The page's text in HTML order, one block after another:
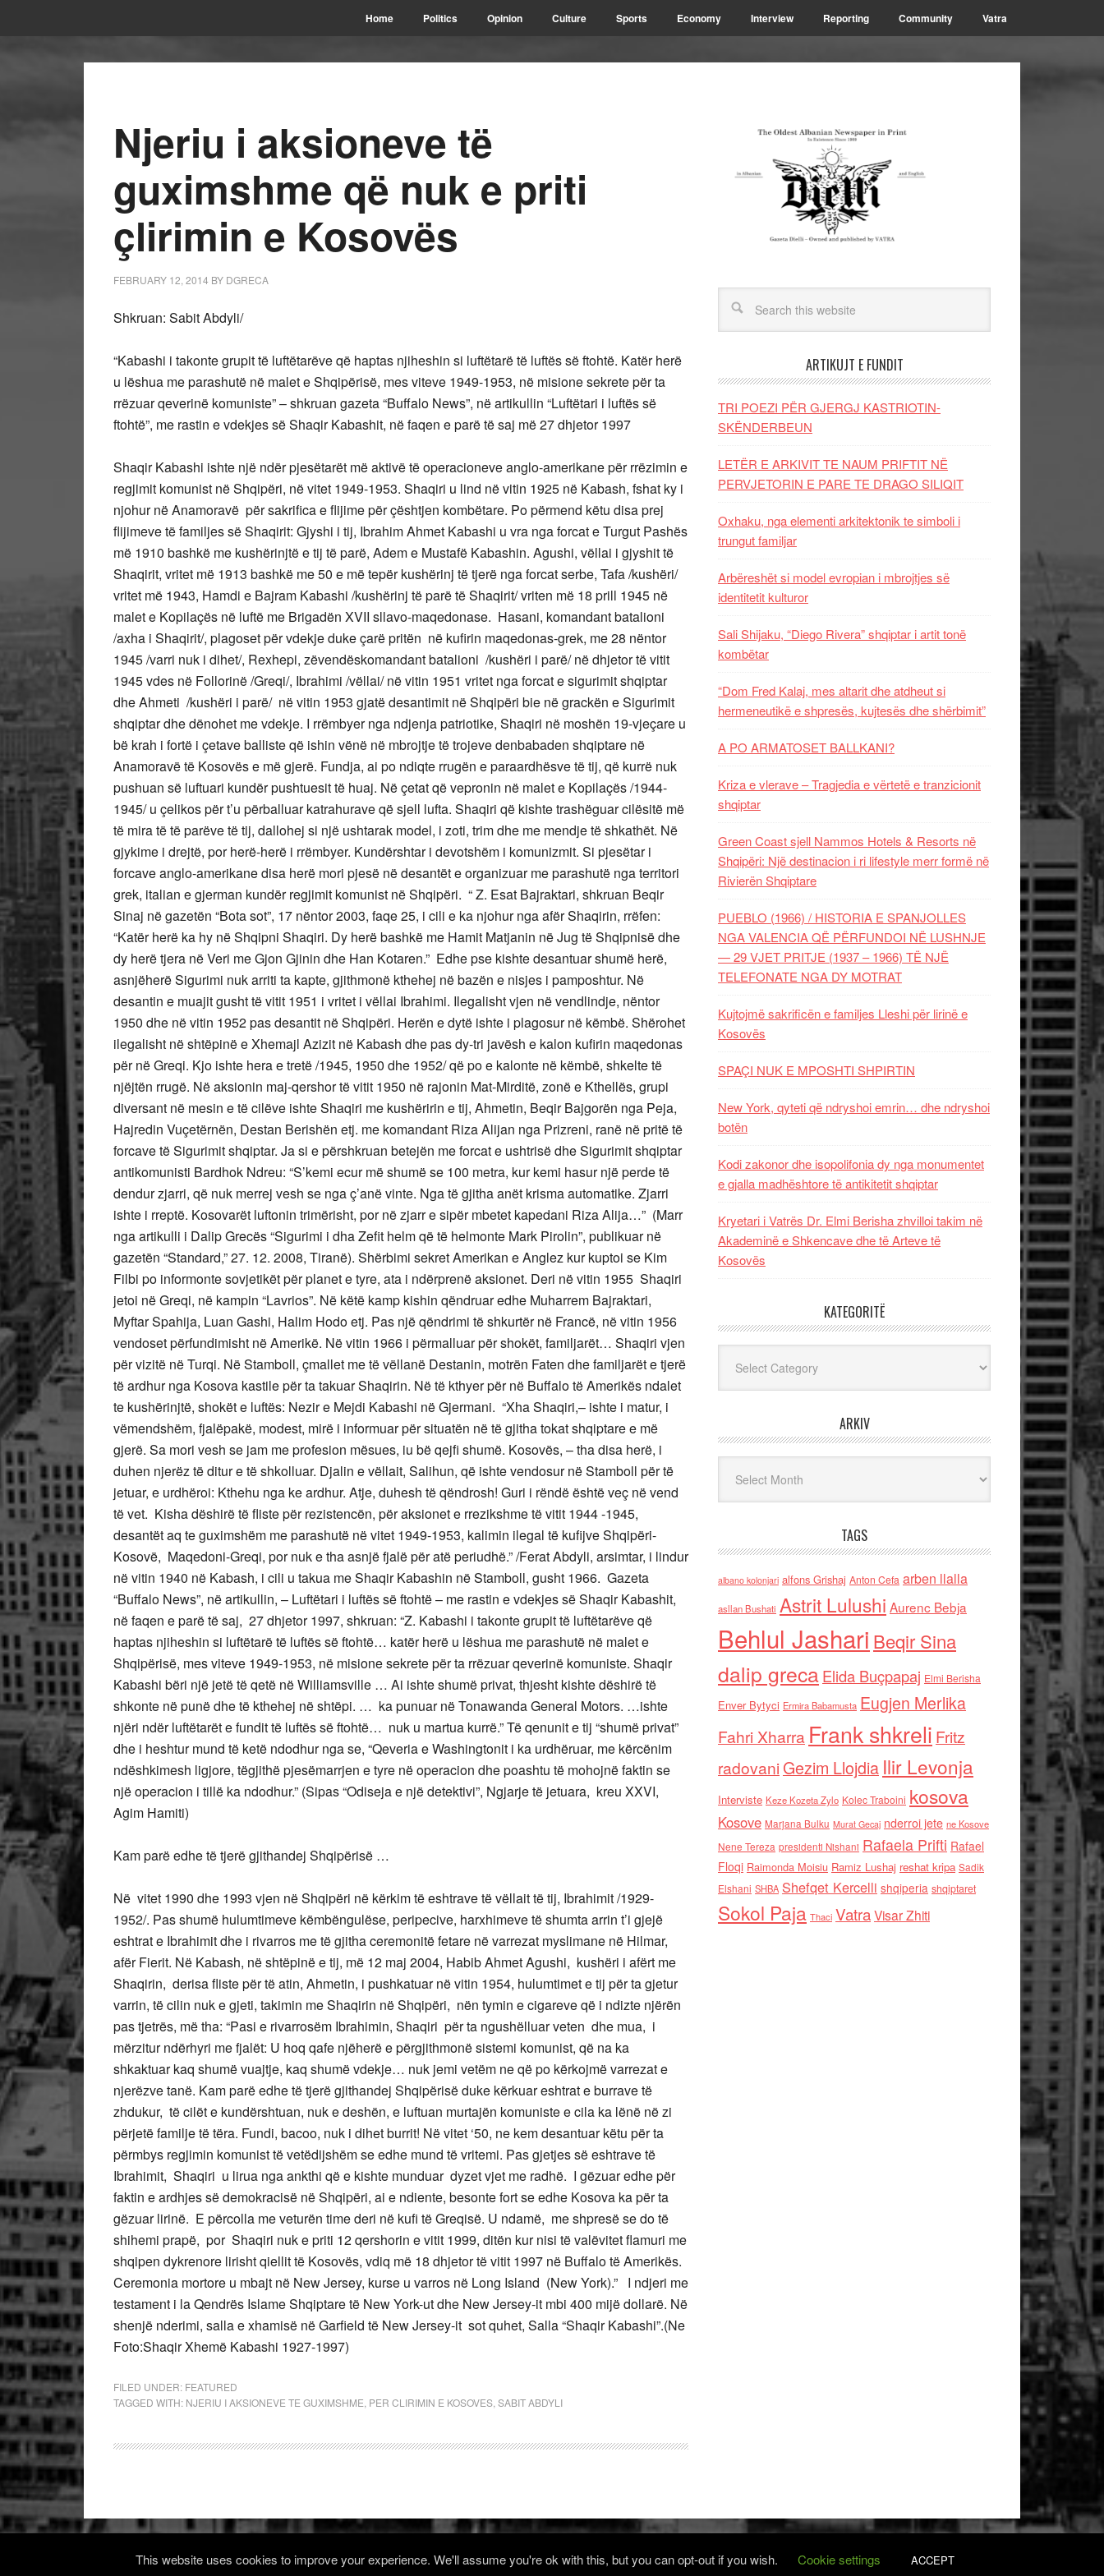
Home Politics Opinion Culture Sports Economy Interview Reporting Community Vatra
Njeriu i aksioneve të
guximshme që nuk e priti
çlirimin e Kosovës
FEBRUARY 12, 2014 BY DGRECA
Shkruan: Sabit Abdyli/
“Kabashi i takonte grupit të luftëtarëve që haptas njiheshin si luftëtarë të luftës së ftohtë. Katër herë
u lëshua me parashutë në malet e Shqipërisë, mes viteve 1949-1953, në misione sekrete për ta
rrëzuar qeverinë komuniste” – shkruan gazeta “Buffalo News”, në artikullin “Luftëtari i luftës së
ftohtë”, me rastin e vdekjes së Shaqir Kabashit, në faqen e parë të saj më 27 dhjetor 1997
Shaqir Kabashi ishte një ndër pjesëtarët më aktivë të operacioneve anglo-amerikane për rrëzimin e
regjimit komunist në Shqipëri, në vitet 1949-1953. Shaqiri u lind në vitin 1925 në Kabash, fshat ky i
njohur në Anamoravë për sakrifica e flijime për çështjen kombëtare. Po përmend këtu disa prej
flijimeve të familjes së Shaqirit: Gjyshi i tij, Ibrahim Ahmet Kabashi u vra nga forcat e Turgut Pashës
më 1910 bashkë me kushërinjtë e tij të parë, Adem e Mustafë Kabashin. Agushi, vëllai i gjyshit të
Shaqirit, vritet më 1913 bashkë me 50 e më tepër kushërinj të tjerë nga forcat serbe, Tafa /kushëri/
vritet më 1943, Hamdi e Bajram Kabashi /kushërinj të parë të Shaqirit/ vriten më 18 prill 1945 në
malet e Kopilaçës në luftë me Brigadën XVII sllavo-maqedonase. Hasani, komandant batalioni
/axha i Shaqirit/, plagoset për vdekje duke çarë pritën në kufirin maqedonas-grek, me 28 nëntor
1945 /varri nuk i dihet/, Rexhepi, zëvendëskomandant batalioni /kushëri i parë/ në dhjetor të vitit
1945 vdes në Follorinë /Greqi/, Ibrahimi /vëllai/ në vitin 1951 vritet nga forcat e sigurimit shqiptar
dhe Ahmeti /kushëri i parë/ në vitin 1953 gjatë desantimit në Shqipëri bie në grackën e Sigurimit
shqiptar dhe dënohet me vdekje. I rrëmbyer nga ndjenja patriotike, Shaqiri në moshën 19-vjeçare u
bë krah i fortë i çetave balliste që ishin vënë në mbrojtje të trojeve denbabaden shqiptare në
Anamoravë të Kosovës e më gjerë. Fundja, ai po ndiqte rrugën e paraardhësve të tij, që kurrë nuk
pushuan së luftuari kundër pushtuesit të huaj. Në çetat që vepronin në malet e Kopilaçës /1944-
1945/ u çelikos për t’u përballuar katrahurave që sjell lufta. Shaqiri që kishte trashëguar cilësitë më
të mira të të parëve të tij, dallohej si një ushtarak model, i zoti, trim dhe me mendje të shkathët. Në
gjykime i drejtë, por herë-herë i rrëmbyer. Kundërshtar i devotshëm i komunizmit. Si pjesëtar i
forcave anglo-amerikane disa herë mori pjesë në desantët e organizuar me parashutë nga territori
grek, italian e gjerman kundër regjimit komunist në Shqipëri. “ Z. Esat Bajraktari, shkruan Beqir
Sinaj në gazetën “Bota sot”, 17 nëntor 2003, faqe 25, i cili e ka njohur nga afër Shaqirin, rrëfen:
“Katër herë ka hy në Shqipni Shaqiri. Dy herë bashkë me Hamit Matjanin në Jug të Shqipnisë dhe
dy herë tjera në Veri me Gjon Gjinin dhe Han Kotaren.” Edhe pse kishte desantuar shumë herë,
asnjëherë Sigurimi nuk arriti ta kapte, gjithmonë kthehej në bazën e nisjes i pamposhtur. Në
desantin e muajit gusht të vitit 1951 i vritet i vëllai Ibrahimi. Ilegalisht vjen në vendlindje, nëntor
1950 dhe në vitin 1952 pas desantit në Shqipëri. Herën e dytë ishte i plagosur në këmbë. Shërohet
ilegalisht në shtëpinë e Xhemajl Azizit në Kabash dhe pas dy-tri javësh e kalon kufirin maqedonas
për në Greqi. Kjo ishte hera e tretë /1945, 1950 dhe 1952/ që po e kalonte në këmbë, shkelte të
njëjtën rrugë. Në aksionin maj-qershor të vitit 1950 në rajonin Mat-Mirditë, zonë e Kthellës, grupi
diversant në mesin e të cilëve ishte Shaqiri me kushëririn e tij, Ahmetin, Beqir Bajgorën nga Peja,
Hajredin Vuçetërnën, Destan Berishën etj. me komandant Riza Alijan nga Prizreni, ranë në pritë të
forcave të Sigurimit shqiptar. Ja si e përshkruan betejën me forcat e ushtrisë dhe Sigurimit shqiptar
antikomunisti Bardhok Ndreu: “S’kemi ecur më shumë se 100 metra, kur kemi hasur një perde të
dendur zjarri, që nuk merrej vesh se nga ç’anë vinte. Nga të gjitha anët krisma automatike. Zjarri
ishte i rreptë. Kosovarët luftonin trimërisht, por në zjarr e sipër mbetet kapedani Riza Alija…” (Marr
nga artikulli i Dalip Grecës “Sigurimi i dha Zefit helm që të helmonte Mark Pirolin”, publikuar në
gazetën “Standard,” 27. 12. 2008, Tiranë). Shërbimi sekret Amerikan e Anglez kur kuptoi se Kim
Filbi po informonte sovjetikët për planet e tyre, ata i ndërprenë aksionet. Deri në vitin 1955 Shaqiri
jetoi në Greqi, në kampin “Lavrios”. Në këtë kamp kishin qëndruar edhe Muharrem Bajraktari,
Myftar Spahija, Luan Gashi, Halim Hodo etj. Pas një qëndrimi të shkurtër në Francë, në vitin 1956
vendoset përfundimisht në Amerikë. Në vitin 1966 i përmalluar për shokët, familjarët… Shaqiri vjen
për vizitë në Turqi. Në Stamboll, çmallet me të vëllanë Destanin, motrën Faten dhe familjarët e tjerë
të ardhur nga Kosova kastile për ta takuar Shaqirin. Në të kthyer për në Buffalo të Amerikës ndalet
te kushërinjtë, shokët e luftës: Nezir e Mejdi Kabashi në Gjermani. “Xha Shaqiri,– ishte i matur, i
vëmendshëm, fjalëpakë, modest, mirë i informuar për situatën në të gjitha tokat shqiptare e më
gjerë. Sa mori vesh se jam me profesion mësues, iu bë qejfi shumë. Kosovës, – tha disa herë, i
duhen njerëz të ditur e të shkolluar. Djalin e vëllait, Salihun, që ishte vendosur në Stamboll për të
jetuar, e urdhëroi: Kthehu nga ke ardhur. Atje, duhesh të qëndrosh! Guri i rëndë është veç në vend
të vet. Kisha dëshirë të fliste për rezistencën, për aksionet e rrezikshme të vitit 1944 -1945,
desantët aq te guximshëm me parashutë në vitet 1949-1953, kalimin ilegal të kufijve Shqipëri-
Kosovë, Maqedoni-Greqi, por nuk e tha asnjë fjalë për atë periudhë.” /Ferat Abdyli, arsimtar, i lindur
në vitin 1940 në Kabash, i cili u takua me Shaqir Kabashin në Stamboll, gusht 1966. Gazeta
“Buffalo News”, në artikullin, – Luftëtari i luftës së ftohtë – me rastin e vdekjes së Shaqir Kabashit,
në faqen e parë të saj, 27 dhjetor 1997, shkruan: “Z. Kabashi i takonte grupit të luftëtarëve që
haptas njiheshin si luftëtarë të luftës së ftohtë… katër herë u lëshua me parashutë në malet e
Shqipërisë, mes viteve 1949-1953, në misione sekrete për ta rrëzuar qeverinë komuniste. Shaqir
Kabashi bëri një jetë të qetë në Williamsville … Ai ishte shumë privat, thjesht kishte dëshirë të
shkonte në punë dhe të kthehej në shtëpi. … ka punuar në Tonawanda General Motors. …ishte
njëri ndër luftëtarët e fundit të luftës së ftohtë… nuk u martua kurrë.” Të qenunit e tij “shumë privat”
dhe i heshtur mund të ketë ndodhur nga se, “Qeveria e Washingtonit i ka urdhëruar, me kërcënim
ndëshkimesh ligjore, tëgjithë pjesëmarrjen e tyre në operacion dhe poashtu të mohojnë faktin se
një operacion i tillë ka ndodhur.” (Sipas “Odiseja e një detektivi”, Ngjarje të jetuara, kreu XXVI,
Agim Hamiti)
Kam parë edhe të tjerë gjithandej Shqipërisë …
Në vitet 1990 dhe 1993 vjen në Shqipëri në kërkim të eshtrave të vëllait të tij, Ibrahimit /1929-
1952/. Pas shumë hulumtimeve këmbëngulëse, peripecive, harxhimeve të shumta arrin t’i gjejë
eshtrat e Ibrahimit dhe i rivarros me të gjitha ceremonitë fetare në varrezat myslimane në Hilmar,
afër Fierit. Në Kabash, në shtëpinë e tij, më 12 maj 2004, Habib Ahmet Agushi, kushëri i afërt me
Shaqirin, derisa fliste për të atin, Ahmetin, i pushkatuar në vitin 1954, hulumtimet e tij për ta gjetur
varrin, të cilin nuk e gjeti, takimin me Shaqirin në Shqipëri, nën tymin e cigareve që i ndizte njërën
pas tjetrës, më tha: “Pasi e rivarrosëm Ibrahimin, Shaqiri për ta ngushëlluar veten dhe mua, i
mërzitur ndërhyri me fjalët: U hoq qafe njëherë e përgjithmonë sistemi komunist, që na ka
shkaktuar kaq shumë vuajtje, kaq shumë vdekje… nuk jemi vetëm ne që po kërkojmë varrezat e
njerëzve tanë. Kam parë edhe të tjerë gjithandej Shqipërisë duke kërkuar eshtrat e burrave të
zhdukur, të cilët e kundërshtuan, nuk e deshën, e luftuan murtajën komuniste e cila ka lënë në zi
përjetë familje të tëra. Fundi, bacoo, nuk i dihet burrit! Në vitet ‘50, ne kem desantuar këtu për ta
përmbys regjimin komunist të vetëdijshëm se edhe mund të vritemi. Pas gjetjes së eshtrave të
Ibrahimit, Shaqiri u lirua nga ankthi që e kishte munduar dyzet vjet me radhë. I gëzuar edhe për
faktin e ardhjes së demokracisë në Shqipëri, ai e ndiente, besonte fort se edhe Kosova ka për ta
gëzuar lirinë. E përcolla me veturën time deri në kufi të Greqisë. U ndamë, me shpresë se do të
shihemi prapë, por Shaqiri nuk e priti 12 qershorin e vitit 1999, ditën kur nisi të valëvitet flamuri me
shqipen dykrenore lirisht qiellit të Kosovës, vdiq më 18 dhjetor të vitit 1997 në Buffalo të Amerikës.
Ceremonia mortore u mbajt në New Jersey, kurse u varros në Long Island (New York).” I ndjeri me
testament i la Qendrës Islame Shqiptare të New York-ut dhe New Jersey-it mbi 400 mijë dollarë. Në
shenjë nderimi, salla e xhamisë në Garfield të New Jersey-it sot quhet, Salla “Shaqir Kabashi”.(Ne
Foto:Shaqir Xhemë Kabashi 1927-1997)
FILED UNDER: FEATURED
TAGGED WITH: NJERIU I AKSIONEVE TE GUXIMSHME PER CLIRIMIN E KOSOVES SABIT ABDYLI
ARTIKUJT E FUNDIT
TRI POEZI PËR GJERGJ KASTRIOTIN-
SKËNDERBEUN
LETËR E ARKIVIT TE NAUM PRIFTIT NË
PERVJETORIN E PARE TE DRAGO SILIQIT
Oxhaku, nga elementi arkitektonik te simboli i
trungut familjar
Arbëreshët si model evropian i mbrojtjes së
identitetit kulturor
Sali Shijaku, “Diego Rivera” shqiptar i artit tonë
kombëtar
“Dom Fred Kalaj, mes altarit dhe atdheut si
hermeneutikë e shpresës, kujtesës dhe shërbimit”
A PO ARMATOSET BALLKANI?
Kriza e vlerave – Tragjedia e vërtetë e tranzicionit
shqiptar
Green Coast sjell Nammos Hotels & Resorts në
Shqipëri: Një destinacion i ri lifestyle merr formë në
Rivierën Shqiptare
PUEBLO (1966) / HISTORIA E SPANJOLLES
NGA VALENCIA QË PËRFUNDOI NË LUSHNJE
— 29 VJET PRITJE (1937 – 1966) TË NJË
TELEFONATE NGA DY MOTRAT
Kujtojmë sakrificën e familjes Lleshi për lirinë e
Kosovës
SPAÇI NUK E MPOSHTI SHPIRTIN
New York, qyteti që ndryshoi emrin… dhe ndryshoi
botën
Kodi zakonor dhe isopolifonia dy nga monumentet
e gjalla madhështore të antikitetit shqiptar
Kryetari i Vatrës Dr. Elmi Berisha zhvilloi takim në
Akademinë e Shkencave dhe të Arteve të
Kosovës
KATEGORITË
ARKIV
TAGS
albano kolonjari alfons Grishaj Anton Cefa arben llalla
asllan Bushati Astrit Lulushi Aurenc Bebja
Behlul Jashari Beqir Sina
dalip grecaElida Buçpapaj Elmi Berisha
Enver Bytyci Ermira Babamusta Eugjen Merlika
Fahri Xharra Frank shkreli Fritz
radovaniGezim Llojdia Ilir Levonja
Interviste Keze Kozeta Zylo Kolec Traboini kosova
Kosove Marjana Bulku Murat Gecaj nderroi jete ne Kosove
Nene Tereza presidenti Nishani Rafaela Prifti Rafael
Floqi Raimonda Moisiu Ramiz Lushaj reshat kripa Sadik
Elshani SHBA Shefqet Kercelli shqiperia shqiptaret
Sokol Paja Thaci VatraVisar Zhiti
Log in
This website uses cookies to improve your experience. We'll assume you're ok with this, but you can opt-out if you wish. Cookie settings ACCEPT